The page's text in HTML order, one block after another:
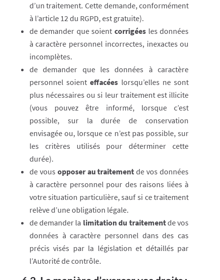
d’un traitement. Cette demande, conformément
à l’article 12 du RGPD, est gratuite).
de demander que soientcorrigées les données
à caractère personnel incorrectes, inexactes ou
incomplètes.
de demander que les données à caractère
personnel soienteffacées lorsqu’elles ne sont
plus nécessaires ou si leur traitement est illicite
(vous pouvez être informé, lorsque c’est
possible, sur la durée de conservation
envisagée ou, lorsque ce n’est pas possible, sur
les critères utilisés pour déterminer cette
durée).
de vous opposer au traitement de vos données
à caractère personnel pour des raisons liées à
votre situation particulière, sauf si ce traitement
relève d’une obligation légale.
de demander la limitation du traitementde vos
données à caractère personnel dans des cas
précis visés par la législation et détaillés par
l’Autorité de contrôle.